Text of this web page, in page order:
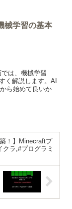
械学習の基本
は、機械学習
く解説します。AI
ら始めて良いか
！】Minecraftプ
ラ,#プログラミ